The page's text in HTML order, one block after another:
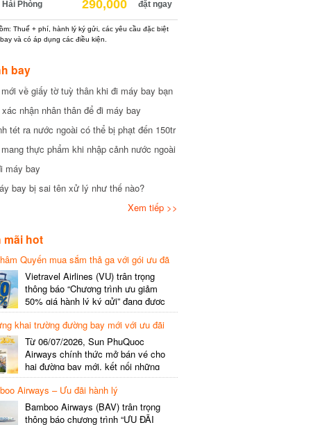
Phòng 290,000 đặt ngay
Thuế + phí, hành lý ký gửi, các yêu cầu đặc biệt
và có áp dụng các điều kiện.
bay
về giấy tờ tuỳ thân khi đi máy bay bạn
nhận nhân thân để đi máy bay
tét ra nước ngoài có thể bị phạt đến 150tr
thực phẩm khi nhập cảnh nước ngoài
bay
bay bị sai tên xử lý như thế nào?
Xem tiếp >>
hot
Quyến mua sắm thả ga với gói ưu đã
gói cước
Vietravel Airlines (VU) trân trọng
thông báo “Chương trình ưu giảm
50% giá hành lý ký gửi” đang được
triển khai cho đường bay quốc tế mới
kết nối từ TP. Hồ Chí Minh
(SGN) đi Thâm Quyến – Trung Quốc
(SZX), chi tiết như sau: LỊCH BAY
CHI TIẾT Đường bay SHCB Giờ khởi
hành Giờ đến Tần suất…
khai trường đường bay mới với ưu đãi
Từ 06/07/2026, Sun PhuQuoc
Airways chính thức mở bán vé cho
hai đường bay mới, kết nối những
điểm đến giàu trải nghiệm, giúp hành
khách khám phá vẻ đẹp thiên nhiên
và văn hóa của miền Trung Việt Nam.
Thông tin đường bay mới Đường bay
Airways – Ưu đãi hành lý
Bamboo Airways (BAV) trân trọng
thông báo chương trình “ƯU ĐÃI